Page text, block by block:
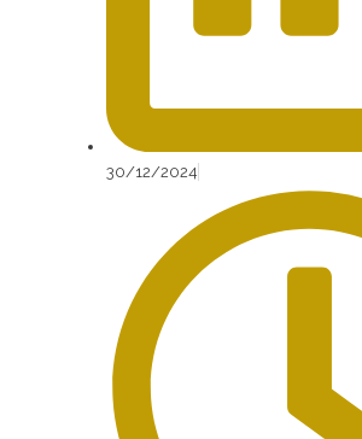
30/12/2024